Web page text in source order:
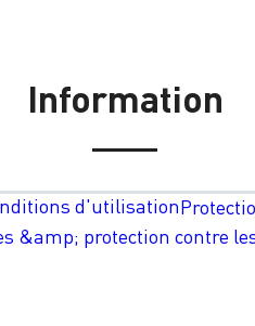
Information
d'utilisation
&amp; protection contre